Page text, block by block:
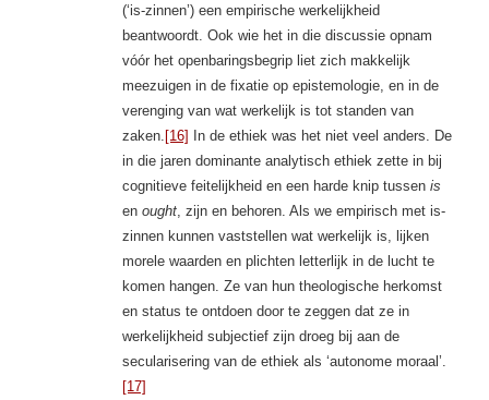
(‘is-zinnen’) een empirische werkelijkheid
beantwoordt. Ook wie het in die discussie opnam
vóór het openbaringsbegrip liet zich makkelijk
meezuigen in de fixatie op epistemologie, en in de
verenging van wat werkelijk is tot standen van
zaken. [16] In de ethiek was het niet veel anders. De
in die jaren dominante analytisch ethiek zette in bij
cognitieve feitelijkheid en een harde knip tussen is
en ought, zijn en behoren. Als we empirisch met is-
zinnen kunnen vaststellen wat werkelijk is, lijken
morele waarden en plichten letterlijk in de lucht te
komen hangen. Ze van hun theologische herkomst
en status te ontdoen door te zeggen dat ze in
werkelijkheid subjectief zijn droeg bij aan de
secularisering van de ethiek als ‘autonome moraal’.
[17]